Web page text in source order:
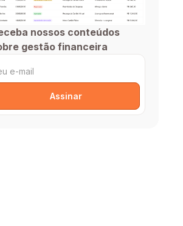
nossos conteúdos
gestão financeira